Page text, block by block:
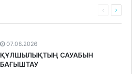
07.08.2026
ҚҰЛШЫЛЫҚТЫҢ САУАБЫН
БАҒЫШТАУ